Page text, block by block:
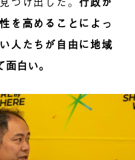
を高めることによっ
人たちが自由に地域
白い。